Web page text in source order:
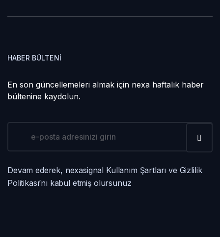
HABER BÜLTENI
En son güncellemeleri almak için nexa haftalık haber
bültenine kaydolun.
Devam ederek, nexasignal Kullanım Şartları ve Gizlilik
Politikası’nı kabul etmiş olursunuz